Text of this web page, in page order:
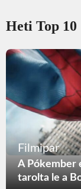
Heti Top 10
Filmipar
A Pókember
tarolta le a